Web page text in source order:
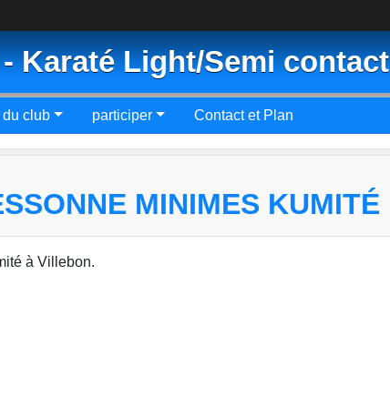
Karaté Light/Semi contact
du club participer Contact et Plan
MINIMES KUMITÉ
à Villebon.